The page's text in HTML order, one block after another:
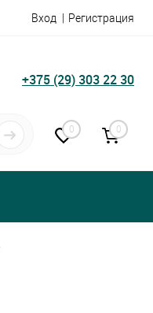
Вход Регистрация
+375 (29) 303 22 30
0 0